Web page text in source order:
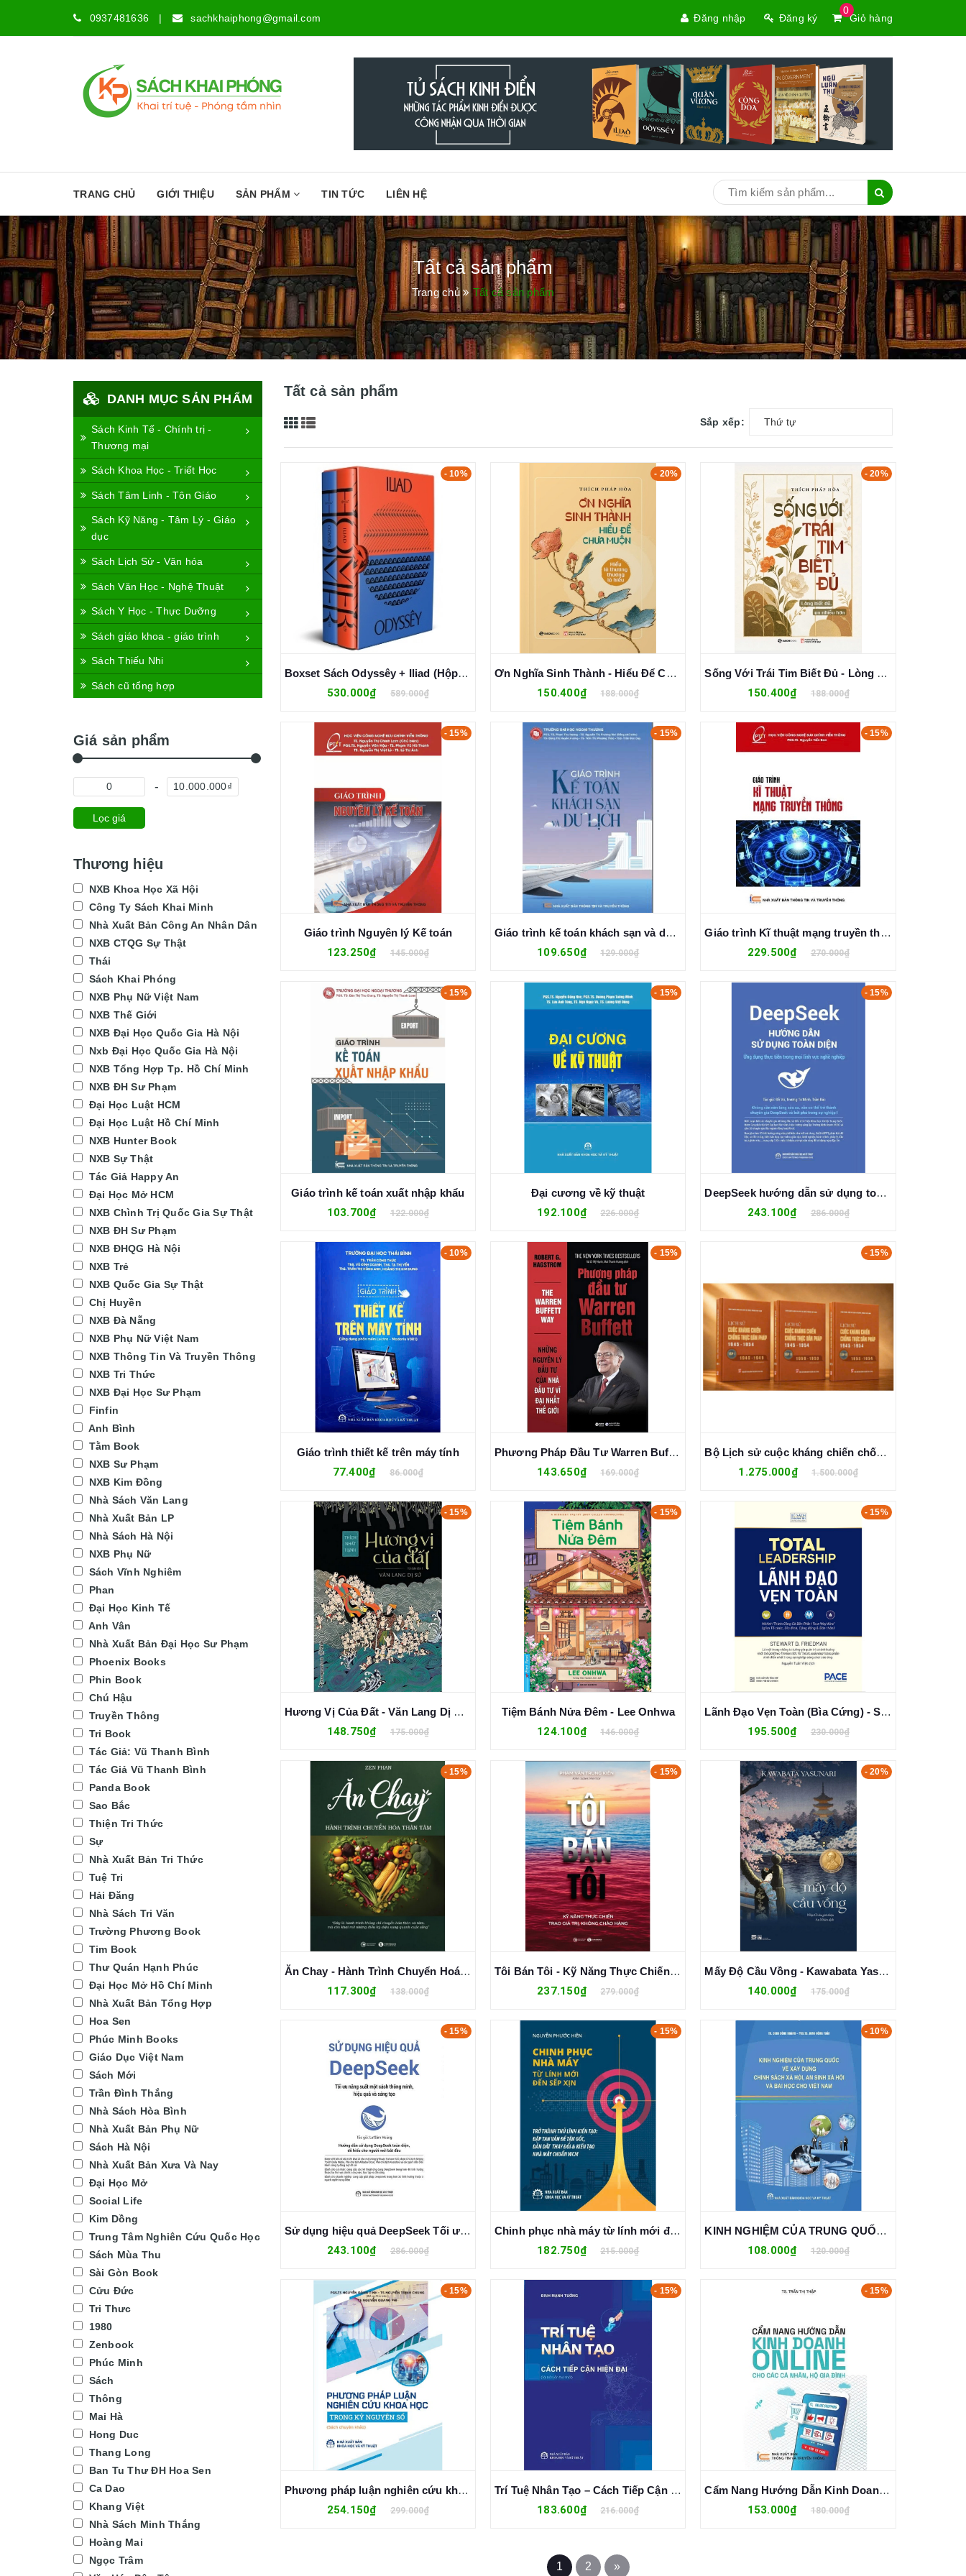
0937481636 | sachkhaiphong@gmail.com
0
Giỏ hàng
Đăng nhập Đăng ký
TRANG CHỦ GIỚI THIỆU SẢN PHẨM TIN TỨC LIÊN HỆ
Tất cả sản phẩm
Trang chủ Tất cả sản phẩm
Tất cả sản phẩm
Sắp xếp: Thứ tự
- 10%
Boxset Sách Odyssêy + Iliad (Hộp 2 Cuốn) - Homer
530.000₫ 589.000₫
- 20%
Ơn Nghĩa Sinh Thành - Hiểu Để Chưa Muộn - Thích Pháp Hòa
150.400₫ 188.000₫
- 20%
Sống Với Trái Tim Biết Đủ - Lòng Biết Đủ, An Nhiều Hơn - Thích Pháp Hòa
150.400₫ 188.000₫
- 15%
Giáo trình Nguyên lý Kế toán
123.250₫ 145.000₫
- 15%
Giáo trình kế toán khách sạn và du lịch
109.650₫ 129.000₫
- 15%
Giáo trình Kĩ thuật mạng truyền thông
229.500₫ 270.000₫
- 15%
Giáo trình kế toán xuất nhập khẩu
103.700₫ 122.000₫
- 15%
Đại cương về kỹ thuật
192.100₫ 226.000₫
- 15%
DeepSeek hướng dẫn sử dụng toàn diện Ứng dụng thực tiễn trong mọi lĩnh vực nghề nghiệp
243.100₫ 286.000₫
- 10%
Giáo trình thiết kế trên máy tính
77.400₫ 86.000₫
- 15%
Phương Pháp Đầu Tư Warren Buffett
143.650₫ 169.000₫
- 15%
Bộ Lịch sử cuộc kháng chiến chống thực dân Pháp 1945 - 1954 (Bộ 3 tập)
1.275.000₫ 1.500.000₫
- 15%
Hương Vị Của Đất - Văn Lang Dị Sử - Thích Nhất Hạnh
148.750₫ 175.000₫
- 15%
Tiệm Bánh Nửa Đêm - Lee Onhwa
124.100₫ 146.000₫
- 15%
Lãnh Đạo Vẹn Toàn (Bìa Cứng) - Stewart D. Friedman
195.500₫ 230.000₫
- 15%
Ăn Chay - Hành Trình Chuyển Hoá Thân Tâm - Zen Phan
117.300₫ 138.000₫
- 15%
Tôi Bán Tôi - Kỹ Năng Thực Chiến Trao Giá Trị, Không Chào Hàng - Phạm Văn Trung Kiên
237.150₫ 279.000₫
- 20%
Mấy Độ Cầu Vồng - Kawabata Yasunari
140.000₫ 175.000₫
- 15%
Sử dụng hiệu quả DeepSeek Tối ưu năng suất một cách thông minh, hiệu quả và sáng tạo - Lư Sâm Hoàng
243.100₫ 286.000₫
- 15%
Chinh phục nhà máy từ lính mới đến sếp xịn - Trở thành thủ lĩnh kiến tạo: Đập tan vấn đề tận gốc, dẫn dắt thay đổi & kiến tạo nhà máy chuẩn WCM
182.750₫ 215.000₫
- 10%
KINH NGHIỆM CỦA TRUNG QUỐC VỀ XÂY DỰNG CHÍNH SÁCH XÃ HỘI, AN SINH XÃ HỘI VÀ BÀI HỌC CHO VIỆT NAM
108.000₫ 120.000₫
- 15%
Phương pháp luận nghiên cứu khoa học trong kỷ nguyên số - Nguyễn Đăng Tính; Nguyễn Trịnh Chung (đồng chủ biên)
254.150₫ 299.000₫
- 15%
Trí Tuệ Nhân Tạo – Cách Tiếp Cận Hiện Đại - Đinh Mạnh Tường
183.600₫ 216.000₫
- 15%
Cẩm Nang Hướng Dẫn Kinh Doanh Online Cho Các Cá Nhân, Hộ Gia Đình - TS. Trần Thị Thập
153.000₫ 180.000₫
1 2 »
DANH MỤC SẢN PHẨM
Sách Kinh Tế - Chính trị -
Thương mại
Sách Khoa Học - Triết Học
Sách Tâm Linh - Tôn Giáo
Sách Kỹ Năng - Tâm Lý - Giáo
dục
Sách Lịch Sử - Văn hóa
Sách Văn Học - Nghệ Thuật
Sách Y Học - Thực Dưỡng
Sách giáo khoa - giáo trình
Sách Thiếu Nhi
Sách cũ tổng hợp
Giá sản phẩm
Lọc giá
Thương hiệu
NXB Khoa Học Xã Hội
Công Ty Sách Khai Minh
Nhà Xuất Bản Công An Nhân Dân
NXB CTQG Sự Thật
Thái
Sách Khai Phóng
NXB Phụ Nữ Việt Nam
NXB Thế Giới
NXB Đại Học Quốc Gia Hà Nội
Nxb Đại Học Quốc Gia Hà Nội
NXB Tổng Hợp Tp. Hồ Chí Minh
NXB ĐH Sư Phạm
Đại Học Luật HCM
Đại Học Luật Hồ Chí Minh
NXB Hunter Book
NXB Sự Thật
Tác Giả Happy An
Đại Học Mở HCM
NXB Chình Trị Quốc Gia Sự Thật
NXB ĐH Sư Phạm
NXB ĐHQG Hà Nội
NXB Trẻ
NXB Quốc Gia Sự Thật
Chị Huyền
NXB Đà Nẵng
NXB Phụ Nữ Việt Nam
NXB Thông Tin Và Truyền Thông
NXB Tri Thức
NXB Đại Học Sư Phạm
Finfin
Anh Bình
Tằm Book
NXB Sư Phạm
NXB Kim Đồng
Nhà Sách Văn Lang
Nhà Xuất Bản LP
Nhà Sách Hà Nội
NXB Phụ Nữ
Sách Vĩnh Nghiêm
Phan
Đại Học Kinh Tế
Anh Vân
Nhà Xuất Bản Đại Học Sư Phạm
Phoenix Books
Phin Book
Chú Hậu
Truyền Thông
Tri Book
Tác Giả: Vũ Thanh Bình
Tác Giả Vũ Thanh Bình
Panda Book
Sao Bắc
Thiện Tri Thức
Sự
Nhà Xuất Bản Tri Thức
Tuệ Tri
Hải Đăng
Nhà Sách Tri Văn
Trường Phương Book
Tim Book
Thư Quán Hạnh Phúc
Đại Học Mở Hồ Chí Minh
Nhà Xuất Bản Tổng Hợp
Hoa Sen
Phúc Minh Books
Giáo Dục Việt Nam
Sách Mới
Trần Đình Thắng
Nhà Sách Hòa Bình
Nhà Xuất Bản Phụ Nữ
Sách Hà Nội
Nhà Xuất Bản Xưa Và Nay
Đại Học Mở
Social Life
Kim Dồng
Trung Tâm Nghiên Cứu Quốc Học
Sách Mùa Thu
Sài Gòn Book
Cửu Đức
Tri Thưc
1980
Zenbook
Phúc Minh
Sách
Thông
Mai Hà
Hong Duc
Thang Long
Ban Tu Thư ĐH Hoa Sen
Ca Dao
Khang Việt
Nhà Sách Minh Thắng
Hoàng Mai
Ngọc Trâm